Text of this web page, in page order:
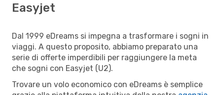
Easyjet
Dal 1999 eDreams si impegna a trasformare i sogni in
viaggi. A questo proposito, abbiamo preparato una
serie di offerte imperdibili per raggiungere la meta
che sogni con Easyjet (U2).
Trovare un volo economico con eDreams è semplice